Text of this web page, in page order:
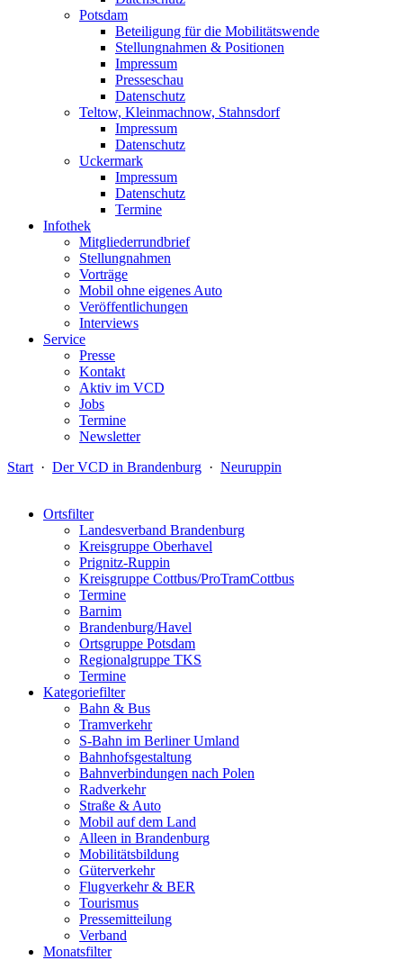
Potsdam
Beteiligung für die Mobilitätswende
Stellungnahmen & Positionen
Impressum
Presseschau
Datenschutz
Teltow, Kleinmachnow, Stahnsdorf
Impressum
Datenschutz
Uckermark
Impressum
Datenschutz
Termine
Infothek
Mitgliederrundbrief
Stellungnahmen
Vorträge
Mobil ohne eigenes Auto
Veröffentlichungen
Interviews
Service
Presse
Kontakt
Aktiv im VCD
Jobs
Termine
Newsletter
Start · Der VCD in Brandenburg · Neuruppin
Ortsfilter
Landesverband Brandenburg
Kreisgruppe Oberhavel
Prignitz-Ruppin
Kreisgruppe Cottbus/ProTramCottbus
Termine
Barnim
Brandenburg/Havel
Ortsgruppe Potsdam
Regionalgruppe TKS
Termine
Kategoriefilter
Bahn & Bus
Tramverkehr
S-Bahn im Berliner Umland
Bahnhofsgestaltung
Bahnverbindungen nach Polen
Radverkehr
Straße & Auto
Mobil auf dem Land
Alleen in Brandenburg
Mobilitätsbildung
Güterverkehr
Flugverkehr & BER
Tourismus
Pressemitteilung
Verband
Monatsfilter